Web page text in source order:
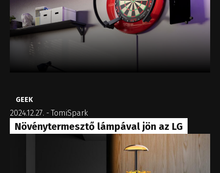
GEEK
2024.12.27. -TomiSpark
Növénytermesztő lámpával jön az LG